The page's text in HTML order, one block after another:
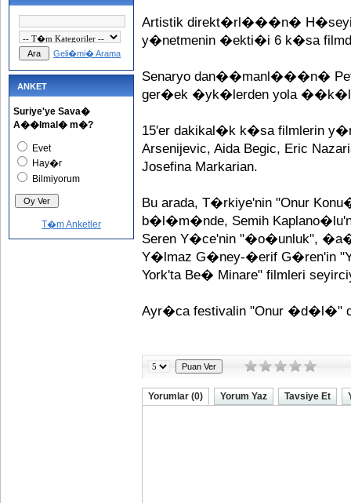
Geli�mi� Arama
ANKET
Suriye'ye Sava�
A��lmal� m�?
Evet
Hay�r
Bilmiyorum
T�m Anketler
Artistik direkt�rl���n�
y�netmenin �ekti�i 6 k�sa
Senaryo dan��manl���n�
ger�ek �yk�lerden yola
15'er dakikal�k k�sa filmlerin
Arsenijevic, Aida Begic, Eric
Josefina Markarian.
Bu arada, T�rkiye'nin "Onur
b�l�m�nde, Semih
Seren Y�ce'nin "�o�unluk",
Y�lmaz G�ney-�erif G�ren'in
York'ta Be� Minare" filmleri
Ayr�ca festivalin "Onur �d�l�"
Yorumlar (0) Yorum Yaz Tavsiye Et